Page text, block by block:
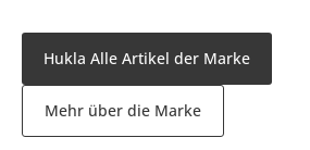
Hukla Alle Artikel der Marke
Mehr über die Marke